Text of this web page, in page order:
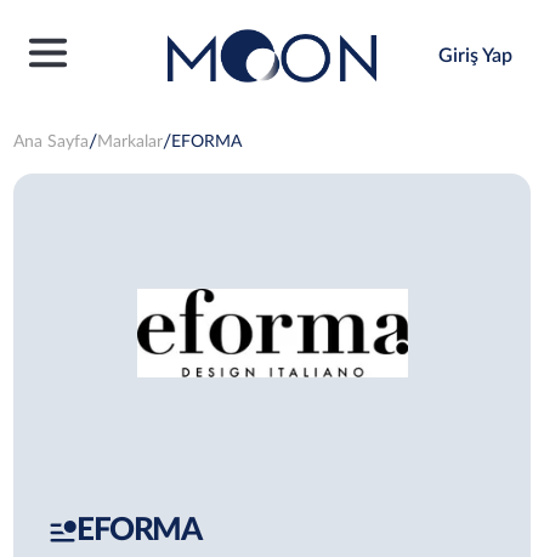
Giriş Yap
Ana Sayfa Markalar EFORMA
EFORMA